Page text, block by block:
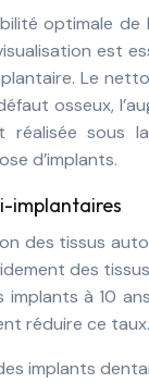
optimale
est
Le
osseux,
sous
d’implants.
implantaires
des tissus
des
implants à 10
réduire ce taux.
implants